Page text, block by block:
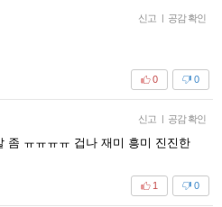
신고 | 공감 확인
0
0
신고 | 공감 확인
좀 ㅠㅠㅠㅠ 겁나 재미 흥미 진진한
0
1